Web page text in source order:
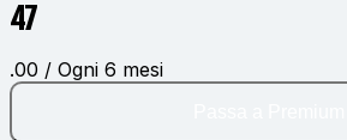
47
.00 / Ogni 6 mesi